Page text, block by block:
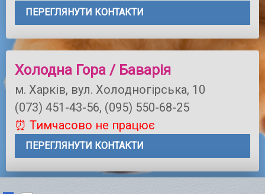
ПЕРЕГЛЯНУТИ КОНТАКТИ
Холодна Гора / Баварія
м. Харків, вул. Холодногірська, 10
(073) 451-43-56, (095) 550-68-25
⏰ Тимчасово не працює
ПЕРЕГЛЯНУТИ КОНТАКТИ